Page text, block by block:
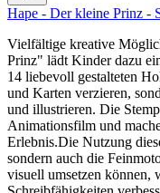
Hape - Der kleine Prinz -
Vielfältige kreative
Prinz" lädt Kinder dazu
14 liebevoll gestalteten
und Karten verzieren,
und illustrieren. Die
Animationsfilm und
Erlebnis.Die Nutzung
sondern auch die
visuell umsetzen können,